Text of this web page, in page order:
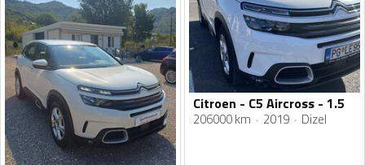
Citroen - C5 Aircross - 1.5
206000 km 2019 Dizel